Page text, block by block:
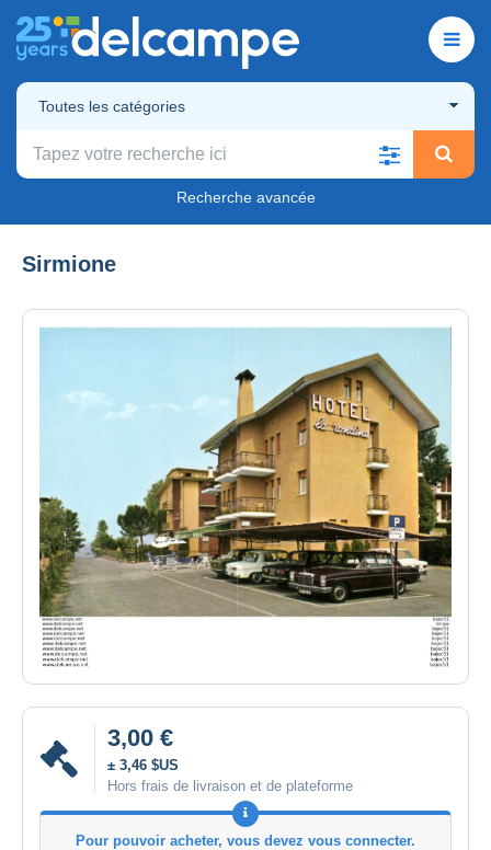
Toutes les catégories
Recherche avancée
Sirmione
3,00 €
± 3,46 $US
Hors frais de livraison et de plateforme
Pour pouvoir acheter, vous devez vous connecter.